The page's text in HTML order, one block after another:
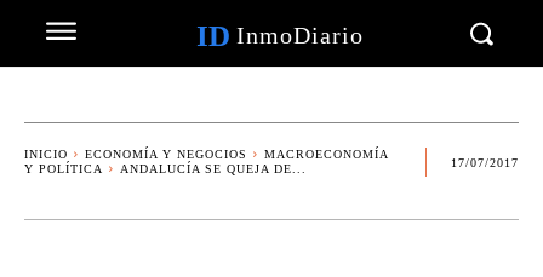
ID InmoDiario
INICIO ECONOMÍA Y NEGOCIOS
MACROECONOMÍA
Y POLÍTICA
ANDALUCÍA SE QUEJA DE...
17/07/2017